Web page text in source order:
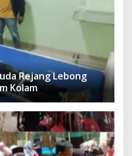
Rejang Lebong
Kolam